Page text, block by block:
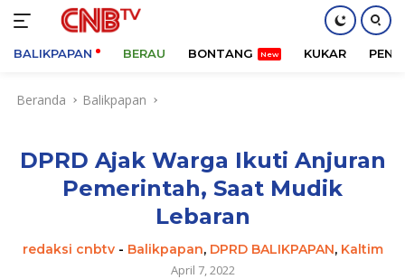
BALIKPAPAN BERAU BONTANG KUKAR
Beranda Balikpapan
DPRD Ajak Warga Ikuti Anjuran
Pemerintah, Saat Mudik
Lebaran
redaksi cnbtv- Balikpapan, DPRD BALIKPAPAN, Kaltim
April 7, 2022